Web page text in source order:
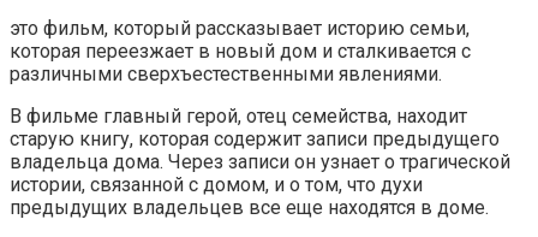
это фильм, который рассказывает историю семьи,
которая переезжает в новый дом и сталкивается с
различными сверхъестественными явлениями.
В фильме главный герой, отец семейства, находит
старую книгу, которая содержит записи предыдущего
владельца дома. Через записи он узнает о трагической
истории, связанной с домом, и о том, что духи
предыдущих владельцев все еще находятся в доме.